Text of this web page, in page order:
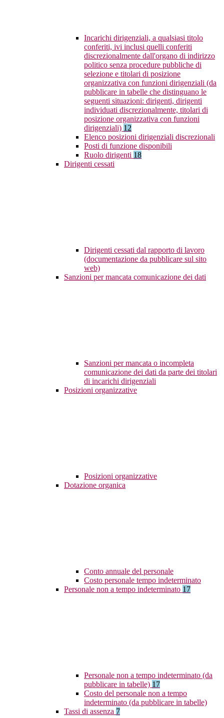
Incarichi dirigenziali, a qualsiasi titolo
conferiti, ivi inclusi quelli conferiti
discrezionalmente dall'organo di indirizzo
politico senza procedure pubbliche di
selezione e titolari di posizione
organizzativa con funzioni dirigenziali (da
pubblicare in tabelle che distinguano le
seguenti situazioni: dirigenti, dirigenti
individuati discrezionalmente, titolari di
posizione organizzativa con funzioni
dirigenziali) 12
Elenco posizioni dirigenziali discrezionali
Posti di funzione disponibili
Ruolo dirigenti 18
Dirigenti cessati
Dirigenti cessati dal rapporto di lavoro
(documentazione da pubblicare sul sito
web)
Sanzioni per mancata comunicazione dei dati
Sanzioni per mancata o incompleta
comunicazione dei dati da parte dei titolari
di incarichi dirigenziali
Posizioni organizzative
Posizioni organizzative
Dotazione organica
Conto annuale del personale
Costo personale tempo indeterminato
Personale non a tempo indeterminato 17
Personale non a tempo indeterminato (da
pubblicare in tabelle) 17
Costo del personale non a tempo
indeterminato (da pubblicare in tabelle)
Tassi di assenza 7